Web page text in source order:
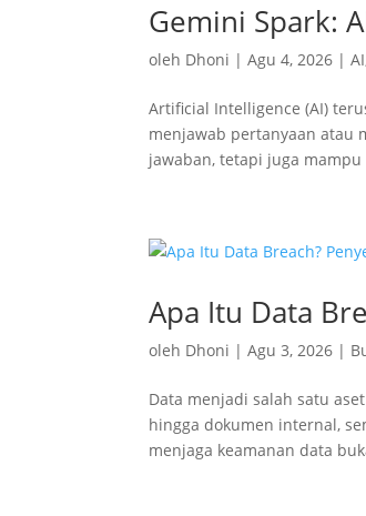
Gemini Spark:
oleh Dhoni |Agu 4, 2026 |AI
Artificial Intelligence (AI)
menjawab pertanyaan atau
jawaban, tetapi juga
Apa Itu Data
oleh Dhoni |Agu 3, 2026 |
Data menjadi salah satu
hingga dokumen internal,
menjaga keamanan data